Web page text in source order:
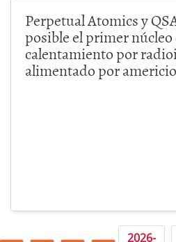
Perpetual Atomics y
posible el primer
calentamiento por
alimentado por
2026-